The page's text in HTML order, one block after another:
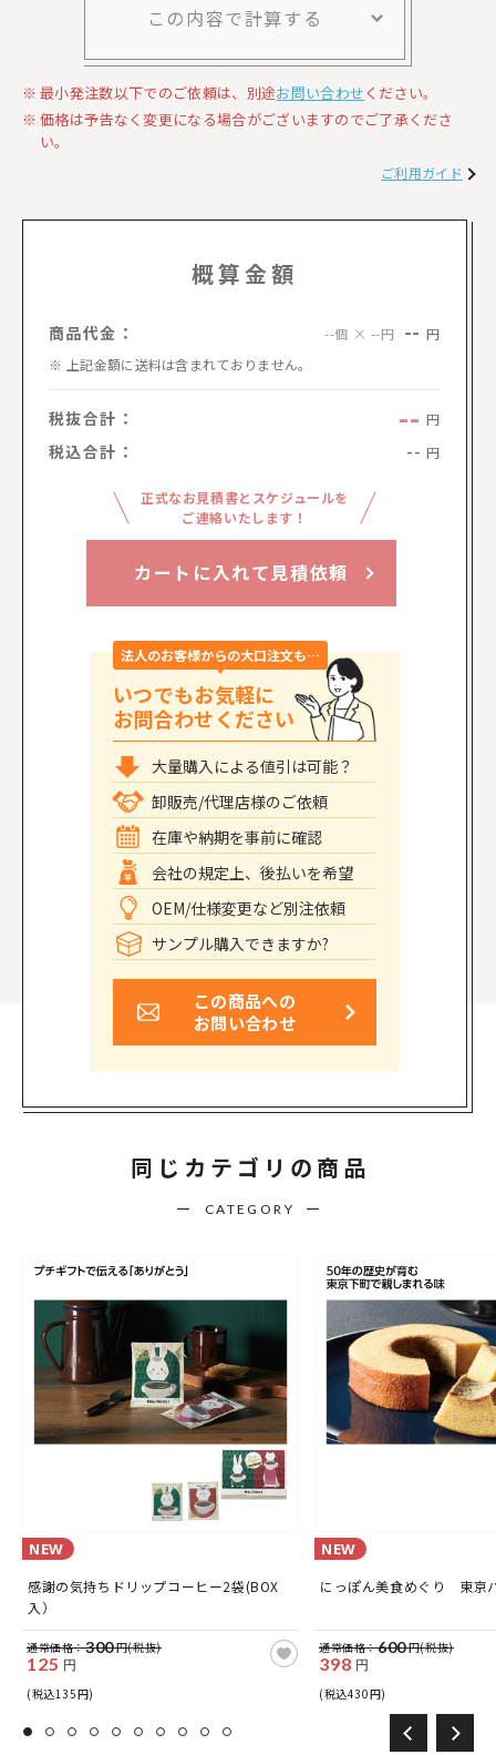
この内容で計算する
最小発注数以下でのご依頼は、別途お問い合わせください。
価格は予告なく変更になる場合がございますのでご了承くださ
い。
ご利用ガイド
概算金額
商品代金： --個 × --円 -- 円
上記金額に送料は含まれておりません。
税抜合計： -- 円
税込合計： -- 円
正式なお見積書とスケジュールを
ご連絡いたします！
カートに入れて見積依頼
法人のお客様からの大口注文も…
いつでもお気軽に
お問合わせください
大量購入による値引は可能？
卸販売/代理店様のご依頼
在庫や納期を事前に確認
会社の規定上、後払いを希望
OEM/仕様変更など別注依頼
サンプル購入できますか?
この商品への
お問い合わせ
同じカテゴリの商品
CATEGORY
NEW
感謝の気持ちドリップコーヒー2袋(BOX
入）
通常価格：300円(税抜)
125 円
(税込135円)
NEW
にっぽん美食めぐり 東京
通常価格：600円(税抜)
398 円
(税込430円)